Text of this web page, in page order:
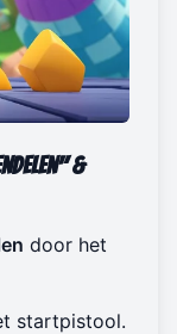
&
door het
startpistool.